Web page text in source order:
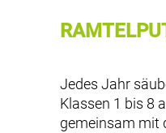
Jedes Jahr
Klassen 1 bis 8
gemeinsam mit